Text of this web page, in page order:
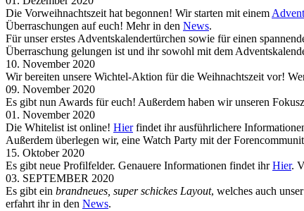
Die Vorweihnachtszeit hat begonnen! Wir starten mit einem
Überraschungen auf euch! Mehr in den News.
Für unser erstes Adventskalendertürchen sowie für einen
Überraschung gelungen ist und ihr sowohl mit dem
10. November 2020
Wir bereiten unsere Wichtel-Aktion für die Weihnachtszeit vor!
09. November 2020
Es gibt nun Awards für euch! Außerdem haben wir unseren
01. November 2020
Die Whitelist ist online! Hierfindet ihr ausführlichere
Außerdem überlegen wir, eine Watch Party mit der
15. Oktober 2020
Es gibt neue Profilfelder. Genauere Informationen findet ihrHier.
03. SEPTEMBER 2020
Es gibt ein brandneues, super schickes Layout, welches auch
erfahrt ihr in den News.